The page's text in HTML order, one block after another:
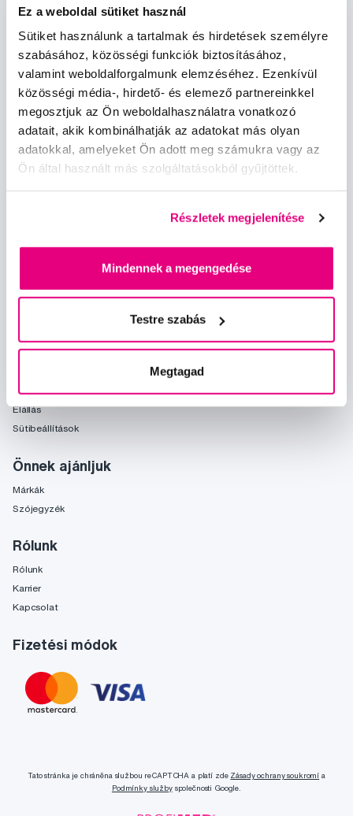
Ez a weboldal sütiket használ
Sütiket használunk a tartalmak és hirdetések személyre
szabásához, közösségi funkciók biztosításához,
valamint weboldalforgalmunk elemzéséhez. Ezenkívül
közösségi média-, hirdető- és elemező partnereinkkel
megosztjuk az Ön weboldalhasználatra vonatkozó
adatait, akik kombinálhatják az adatokat más olyan
adatokkal, amelyeket Ön adott meg számukra vagy az
Ön által használt más szolgáltatásokból gyűjtöttek.
Részletek megjelenítése
Mindennek a megengedése
Testre szabás
Megtagad
Kérdések, tanácsadás
Kézbesítés módja
Fizetési feltételek
Elállás
Sütibeállítások
Önnek ajánljuk
Márkák
Szójegyzék
Rólunk
Rólunk
Karrier
Kapcsolat
Fizetési módok
Hírek és ajánlatok
Iratkozz fel
Szeretnék tájékoztatást kapni a hírekről és ajánlatokról és
Tato stránka je chráněna službou reCAPTCHA a platí zde Zásady ochrany soukromí a
Podmínky službyspolečnosti Google.